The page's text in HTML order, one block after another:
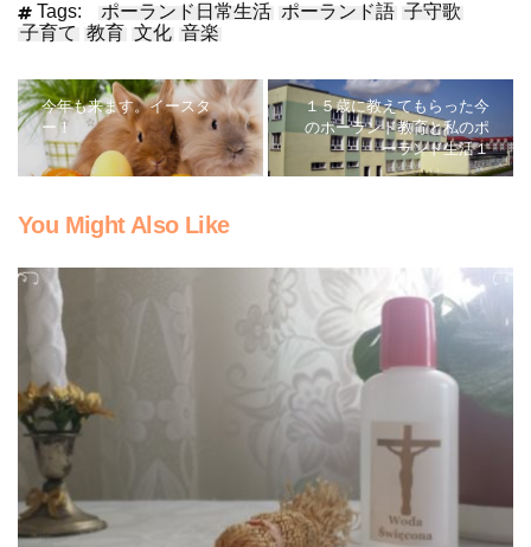
Tags: ポーランド日常生活 ポーランド語 子守歌
子育て 教育 文化 音楽
今年も来ます。イースタ
ー！
１５歳に教えてもらった今
のポーランド教育と私のポ
ーランド生活１
You Might Also Like